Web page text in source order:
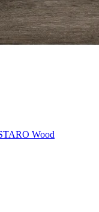
Wood